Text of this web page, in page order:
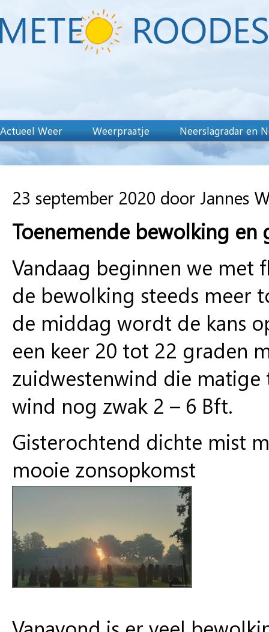
Actueel Weer Weerpraatje Neerslagradar en
23 september 2020 door Jannes
Toenemende bewolking en
Vandaag beginnen we met
de bewolking steeds meer
de middag wordt de kans
een keer 20 tot 22 graden
zuidwestenwind die
wind nog zwak 2 – 6 Bft.
Gisterochtend dichte mist
mooie zonsopkomst